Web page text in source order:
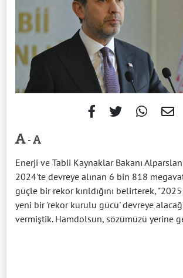
-
Enerji ve Tabii Kaynaklar Bakanı
2024'te devreye alınan 6 bin 818
güçle bir rekor kırıldığını belirterek, "2025
yeni bir 'rekor kurulu gücü' devreye
vermiştik. Hamdolsun, sözümüzü yerine